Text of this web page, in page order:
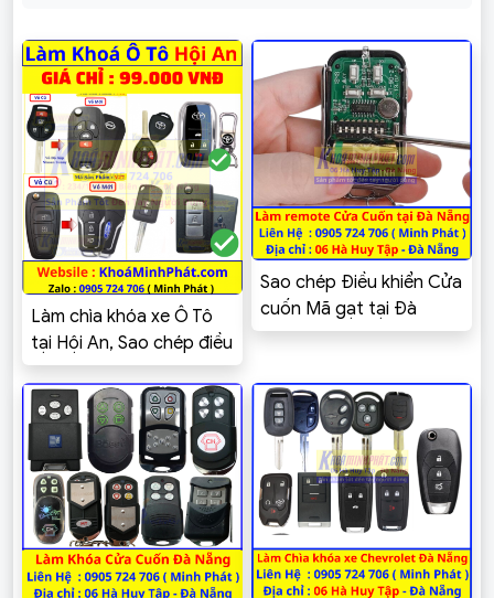
Làm chìa khóa xe Ô Tô
tại Hội An, Sao chép điều
khiển Cửa cuốn
Sao chép Điều khiển Cửa
cuốn Mã gạt tại Đà
Nẵng – Khoá Minh Phát